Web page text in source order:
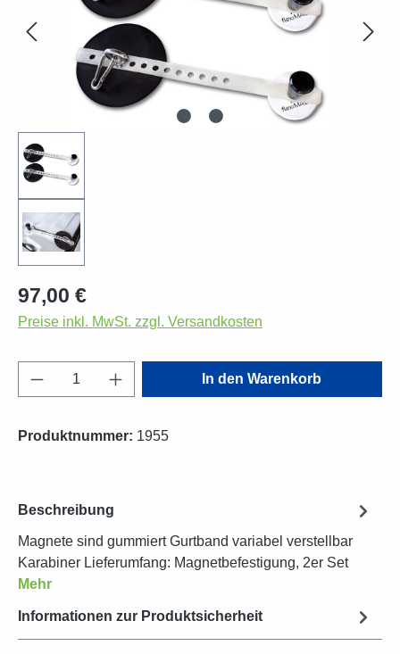
Regulärer Preis:
97,00 €
Preise inkl. MwSt. zzgl. Versandkosten
Produkt Anzahl: Gib den gewünschten
In den Warenkorb
Produktnummer: 1955
Beschreibung
Magnete sind gummiert Gurtband variabel verstellbar
Karabiner Lieferumfang: Magnetbefestigung, 2er Set
Mehr
Informationen zur Produktsicherheit